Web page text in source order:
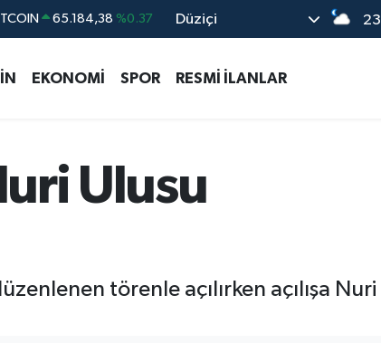
DOLAR 47,7370 %-0.01
STERLİN 64,4811 %0.38
65.184,38
Düziçi 23
EKONOMİ SPOR RESMİ İLANLAR
Ulusu
törenle açılırken açılışa Nuri